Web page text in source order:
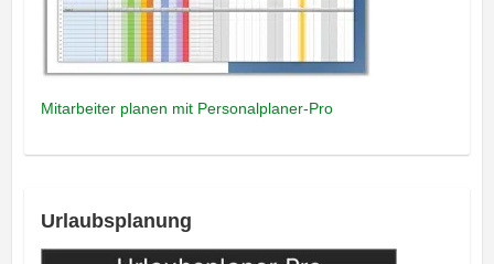
Mitarbeiter planen mit Personalplaner-Pro
Urlaubsplanung